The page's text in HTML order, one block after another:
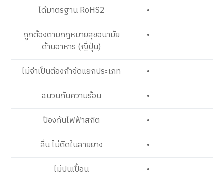
ได้มาตรฐาน RoHS2
•
ถูกต้องตามกฎหมายสุขอนามัย
ด้านอาหาร (ญี่ปุ่น)
•
ไม่จำเป็นต้องกำจัดแยกประเภท
•
ฉนวนกันความร้อน
•
ป้องกันไฟฟ้าสถิต
•
ลื่น ไม่ติดในสายยาง
•
ไม่ปนเปื้อน
•